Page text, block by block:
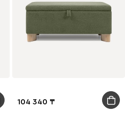
104 340